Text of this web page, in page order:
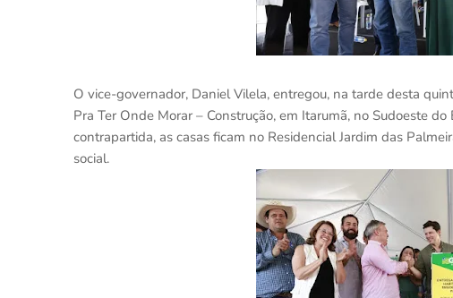
O vice-governador, Daniel Vilela, entregou, na tarde desta
Pra Ter Onde Morar – Construção, em Itarumã, no Sudoeste
contrapartida, as casas ficam no Residencial Jardim das
social.